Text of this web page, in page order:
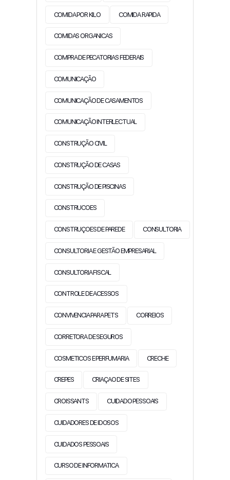
COMIDA POR KILO COMIDA RAPIDA
COMIDAS ORGANICAS
COMPRA DE PECATORIAS FEDERAIS
COMUNICAÇÃO
COMUNICAÇÃO DE CASAMENTOS
COMUNICAÇÃO INTERLECTUAL
CONSTRUÇÃO CIVIL
CONSTRUÇÃO DE CASAS
CONSTRUÇÃO DE PISCINAS
CONSTRUCOES
CONSTRUÇOES DE PAREDE CONSULTORIA
CONSULTORIA E GESTÃO EMPRESARIAL
CONSULTORIA FISCAL
CONTROLE DE ACESSOS
CONVIVENCIA PARA PETS CORREIOS
CORRETORA DE SEGUROS
COSMETICOS E PERFUMARIA CRECHE
CREPES CRIAÇAO DE SITES
CROISSANTS CUIDADO PESSOAIS
CUIDADORES DE IDOSOS
CUIDADOS PESSOAIS
CURSO DE INFORMATICA